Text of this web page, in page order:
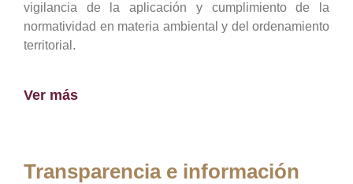
vigilancia de la aplicación y cumplimiento de la
normatividad en materia ambiental y del ordenamiento
territorial.
Ver más
Transparencia e información